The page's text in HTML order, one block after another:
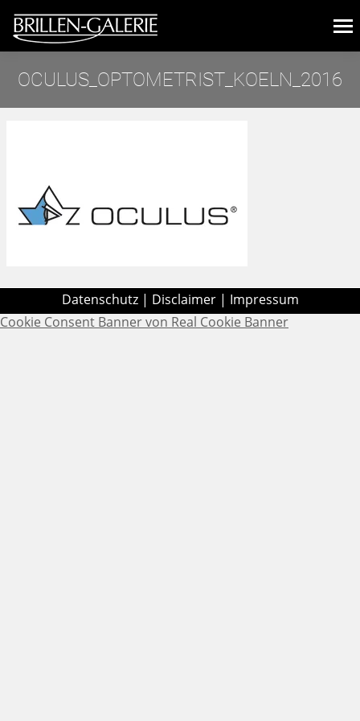
OCULUS_OPTOMETRIST_KOELN_2016
Datenschutz| Disclaimer| Impressum
Cookie Consent Banner von Real Cookie Banner